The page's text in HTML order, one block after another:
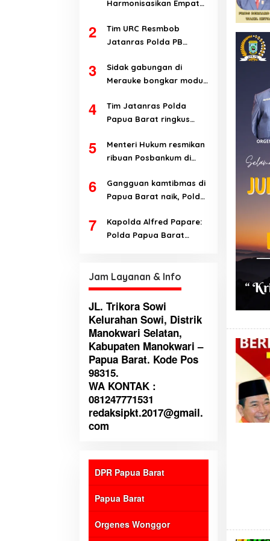
Harmonisasikan Empat
Teluk Wondama
2
Tim URC Resmbob
Jatanras Polda PB
curanmor di Manokwari
3
Sidak gabungan di
Merauke bongkar modus
subsidi
4
Tim Jatanras Polda
Papua Barat ringkus
5
Menteri Hukum resmikan
ribuan Posbankum di
Barat Daya
6
Gangguan kamtibmas di
Papua Barat naik, Polda
7
Kapolda Alfred Papare:
Polda Papua Barat
Jam Layanan & Info
JL. Trikora Sowi
Kelurahan Sowi, Distrik
Manokwari Selatan,
Kabupaten Manokwari –
Papua Barat. Kode Pos
98315.
WA KONTAK :
081247771531
redaksipkt.2017@gmail.
com
DPR Papua Barat
Papua Barat
Orgenes Wonggor